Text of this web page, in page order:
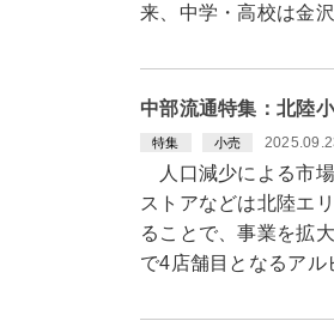
来、中学・高校は金
中部流通特集：北陸
特集 小売
人口減少による市
ストアなどは北陸エ
ることで、事業を拡
で4店舗目となるア